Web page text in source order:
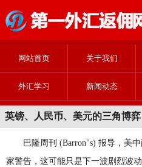
网站首页 关于我们
外汇学习 新闻动态
英镑、人民币、美元的三角博
巴隆周刊 (Barron"s) 报导，美中
家警告，这可能只是下一波剧烈波